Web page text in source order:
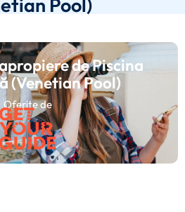
Pool)
de Piscina
(Venetian Pool)
Oferite de